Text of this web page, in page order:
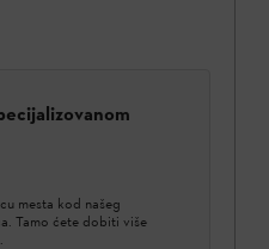
mesta kod našeg
Tamo ćete dobiti više